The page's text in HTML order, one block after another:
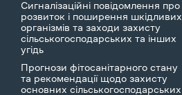
Сигналізаційні повідомлення про
розвиток і поширення шкідливих
організмів та заходи захисту
сільськогосподарських та інших
угідь
Прогнози фітосанітарного стану
та рекомендації щодо захисту
основних сільськогосподарських